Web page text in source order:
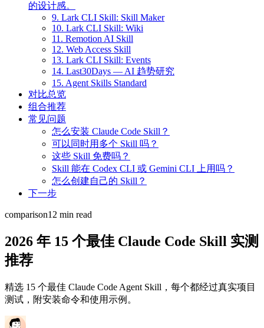
的设计感。
9. Lark CLI Skill: Skill Maker
10. Lark CLI Skill: Wiki
11. Remotion AI Skill
12. Web Access Skill
13. Lark CLI Skill: Events
14. Last30Days — AI 趋势研究
15. Agent Skills Standard
对比总览
组合推荐
常见问题
怎么安装 Claude Code Skill？
可以同时用多个 Skill 吗？
这些 Skill 免费吗？
Skill 能在 Codex CLI 或 Gemini CLI 上用吗？
怎么创建自己的 Skill？
下一步
comparison12 min read
2026 年 15 个最佳 Claude Code Skill 实测
推荐
精选 15 个最佳 Claude Code Agent Skill，每个都经过真实项目
测试，附安装命令和使用示例。